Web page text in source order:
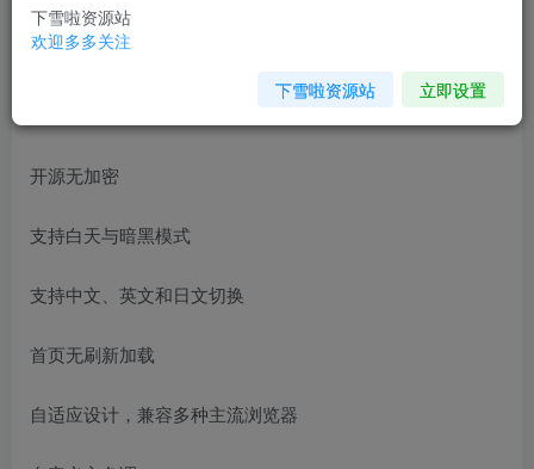
MirageV 是一款开源的 WordPress 主题，支持自适应、暗黑
模式、多语言等功能，可快速构建高质量的网站。
开源无加密
支持白天与暗黑模式
支持中文、英文和日文切换
首页无刷新加载
自适应设计，兼容多种主流浏览器
下雪啦资源站
欢迎多多关注
下雪啦资源站 立即设置